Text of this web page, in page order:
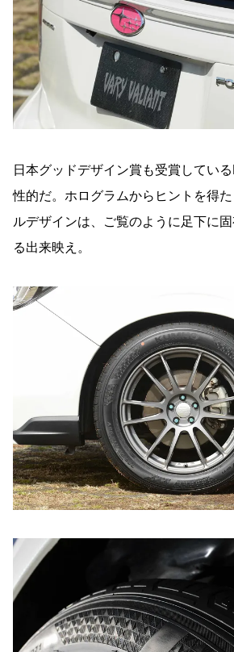
日本グッドデザイン賞も受賞してい
性的だ。ホログラムからヒントを得
ルデザインは、ご覧のように足下に
る出来映え。